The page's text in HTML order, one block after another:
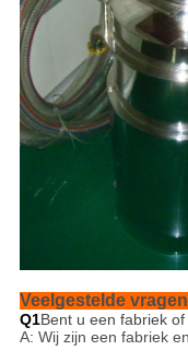
Veelgestelde vragen
Q1Bent u een fabriek
A: Wij zijn een fabriek